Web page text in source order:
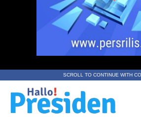
SCROLL TO CONTINUE WITH